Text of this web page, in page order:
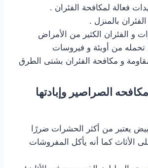
فعالة لمكافحة الفئران .
بالمنزل .
و الفئران الكثير من الأمراض
تحمله من أوبئة و فيروسات
و مكافحة الفئران بشتى الطرق
الصراصير وإبادتها
يعتبر من أكثر الحشرات ضررًا
الأثاث كما أنه يأكل المفروشات